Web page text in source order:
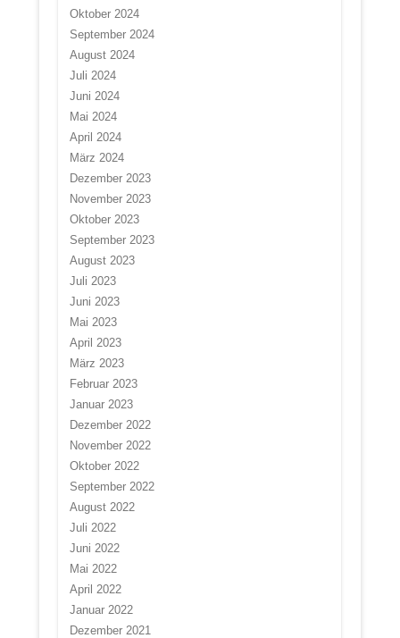
Oktober 2024
September 2024
August 2024
Juli 2024
Juni 2024
Mai 2024
April 2024
März 2024
Dezember 2023
November 2023
Oktober 2023
September 2023
August 2023
Juli 2023
Juni 2023
Mai 2023
April 2023
März 2023
Februar 2023
Januar 2023
Dezember 2022
November 2022
Oktober 2022
September 2022
August 2022
Juli 2022
Juni 2022
Mai 2022
April 2022
Januar 2022
Dezember 2021